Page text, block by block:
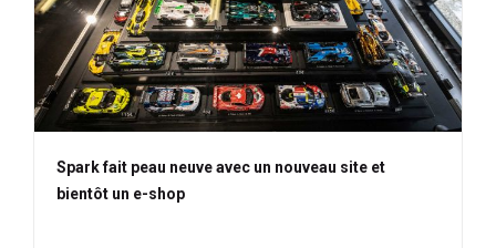
Spark fait peau neuve avec un nouveau site et
bientôt un e-shop